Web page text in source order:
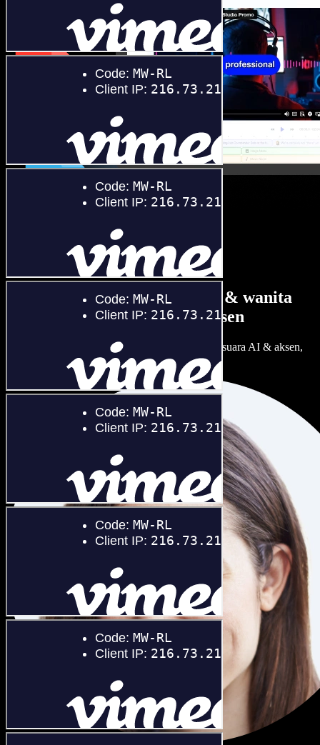
Banyak pilihan suara pria & wanita
dengan berbagai aksen
Setiap proyek bisa terdengar beda. Pilih ratusan suara AI & aksen,
lalu sesuaikan sesuka Anda.